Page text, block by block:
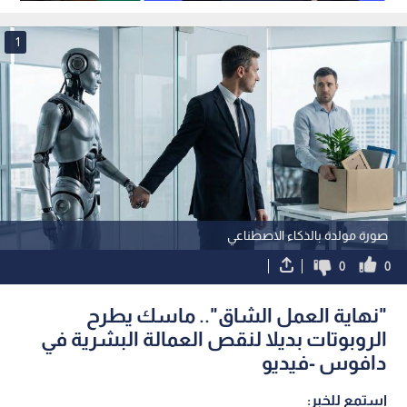
جهود ترمب في غزة
صورة مولدة بالذكاء الاصطناعي
1
0
0
"نهاية العمل الشاق".. ماسك يطرح
الروبوتات بديلا لنقص العمالة البشرية في
دافوس -فيديو
استمع للخبر: